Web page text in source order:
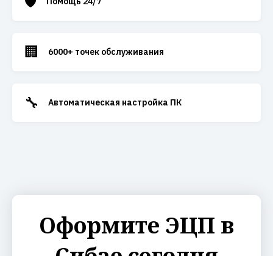
🏢 6000+ точек обслуживания
🔧 Автоматическая настройка ПК
Оформите ЭЦП в